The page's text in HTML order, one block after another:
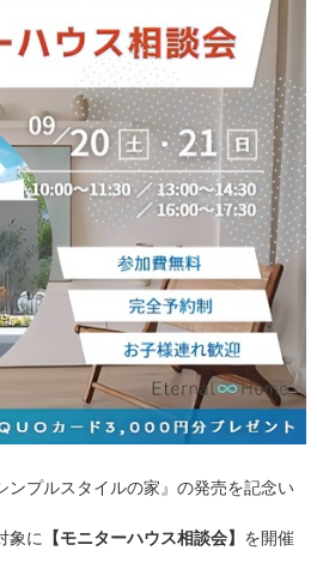
ンプルスタイルの家』の発売を記念い
象に
【モニターハウス相談会】 を開催